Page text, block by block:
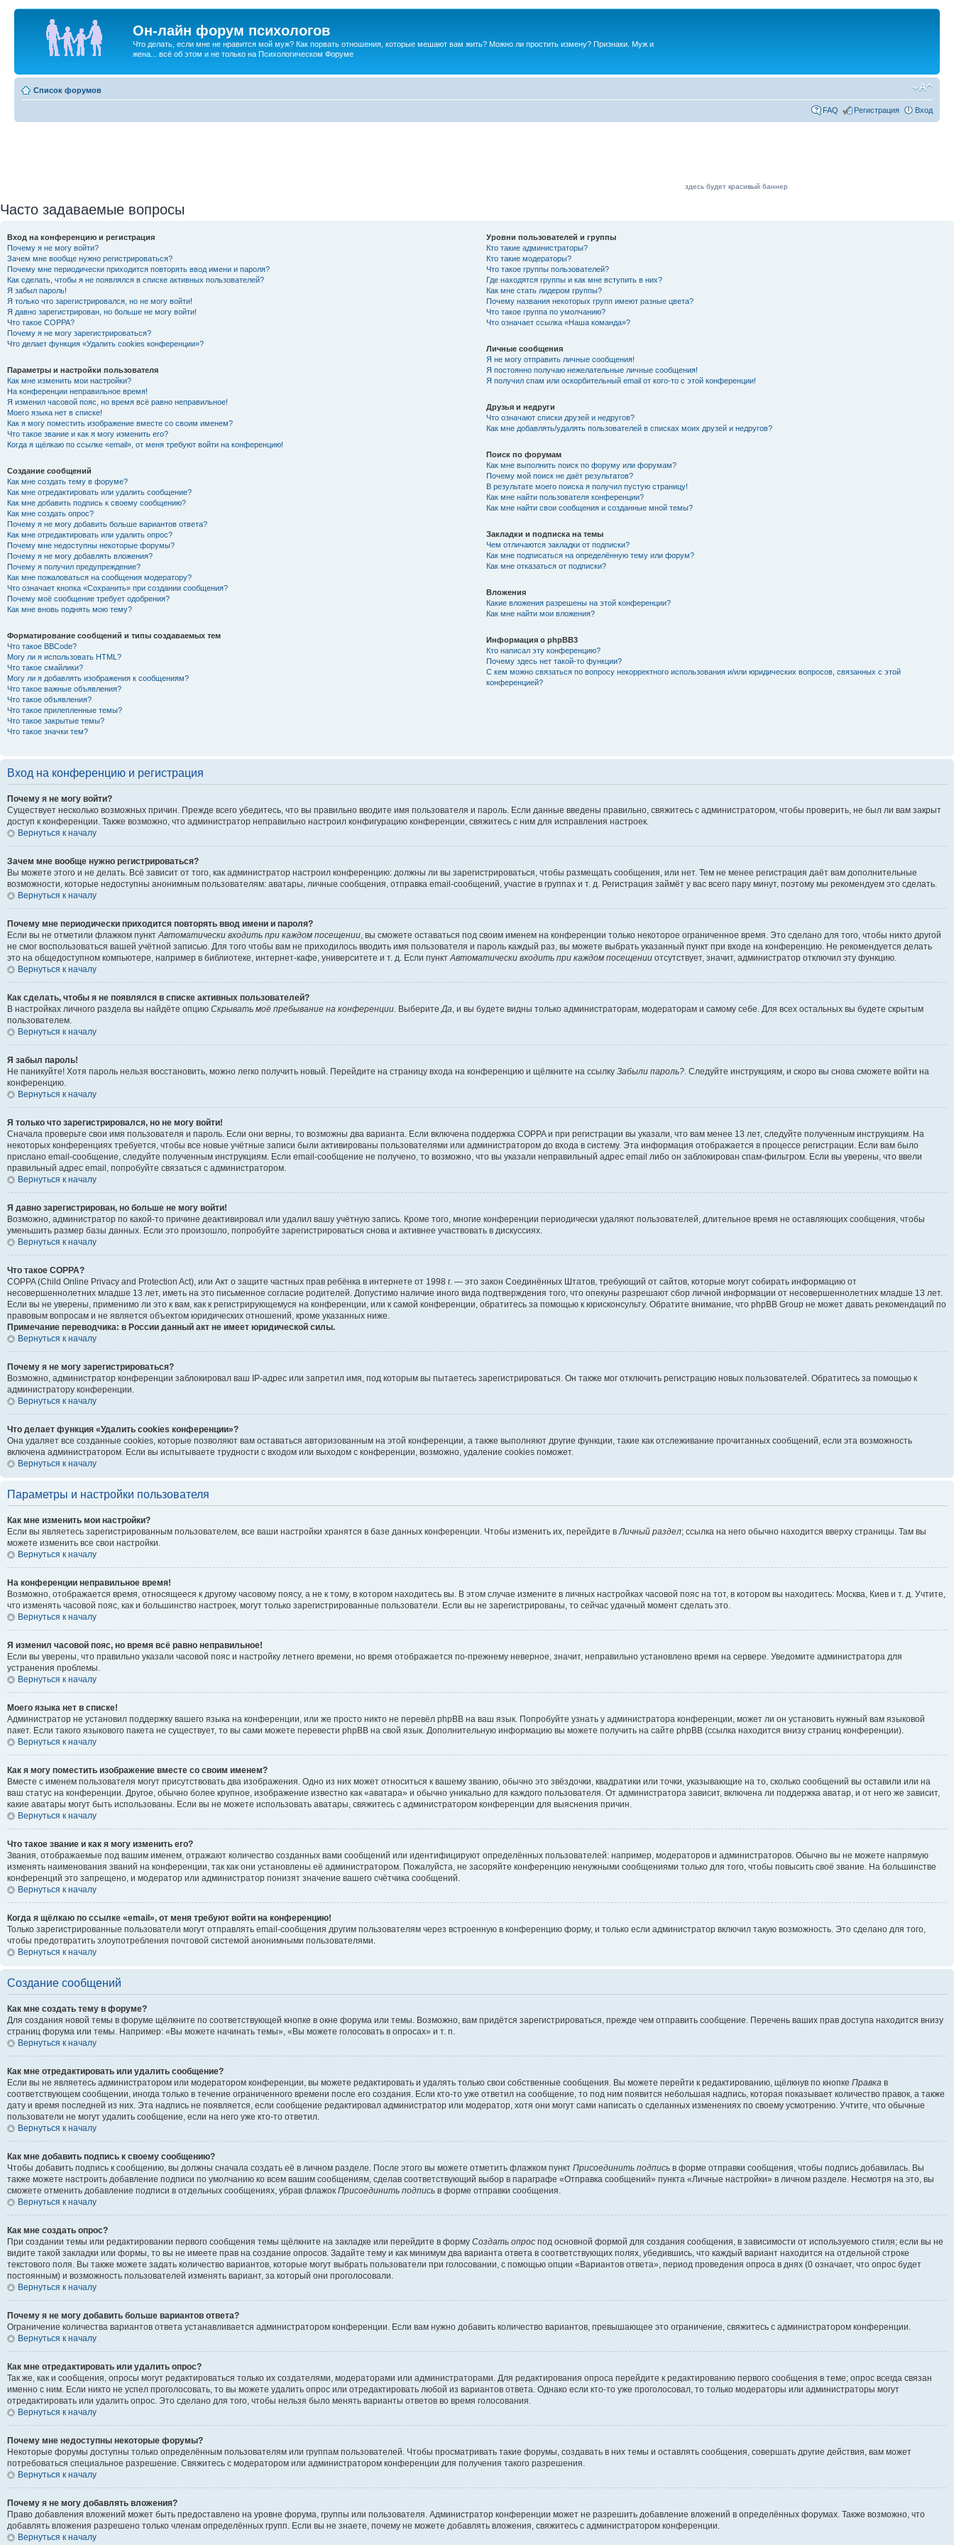
Он-лайн форум психологов
Что делать, если мне не нравится мой муж? Как порвать отношения, которые мешают вам жить? Можно ли простить измену? Признаки. Муж и
жена... всё об этом и не только на Психологическом Форуме
Список форумов
FAQ Регистрация Вход
здесь будет красивый баннер
Часто задаваемые вопросы
Вход на конференцию и регистрация
Почему я не могу войти?
Зачем мне вообще нужно регистрироваться?
Почему мне периодически приходится повторять ввод имени и пароля?
Как сделать, чтобы я не появлялся в списке активных пользователей?
Я забыл пароль!
Я только что зарегистрировался, но не могу войти!
Я давно зарегистрирован, но больше не могу войти!
Что такое COPPA?
Почему я не могу зарегистрироваться?
Что делает функция «Удалить cookies конференции»?
Параметры и настройки пользователя
Как мне изменить мои настройки?
На конференции неправильное время!
Я изменил часовой пояс, но время всё равно неправильное!
Моего языка нет в списке!
Как я могу поместить изображение вместе со своим именем?
Что такое звание и как я могу изменить его?
Когда я щёлкаю по ссылке «email», от меня требуют войти на конференцию!
Создание сообщений
Как мне создать тему в форуме?
Как мне отредактировать или удалить сообщение?
Как мне добавить подпись к своему сообщению?
Как мне создать опрос?
Почему я не могу добавить больше вариантов ответа?
Как мне отредактировать или удалить опрос?
Почему мне недоступны некоторые форумы?
Почему я не могу добавлять вложения?
Почему я получил предупреждение?
Как мне пожаловаться на сообщения модератору?
Что означает кнопка «Сохранить» при создании сообщения?
Почему моё сообщение требует одобрения?
Как мне вновь поднять мою тему?
Форматирование сообщений и типы создаваемых тем
Что такое BBCode?
Могу ли я использовать HTML?
Что такое смайлики?
Могу ли я добавлять изображения к сообщениям?
Что такое важные объявления?
Что такое объявления?
Что такое прилепленные темы?
Что такое закрытые темы?
Что такое значки тем?
Уровни пользователей и группы
Кто такие администраторы?
Кто такие модераторы?
Что такое группы пользователей?
Где находятся группы и как мне вступить в них?
Как мне стать лидером группы?
Почему названия некоторых групп имеют разные цвета?
Что такое группа по умолчанию?
Что означает ссылка «Наша команда»?
Личные сообщения
Я не могу отправить личные сообщения!
Я постоянно получаю нежелательные личные сообщения!
Я получил спам или оскорбительный email от кого-то с этой конференции!
Друзья и недруги
Что означают списки друзей и недругов?
Как мне добавлять/удалять пользователей в списках моих друзей и недругов?
Поиск по форумам
Как мне выполнить поиск по форуму или форумам?
Почему мой поиск не даёт результатов?
В результате моего поиска я получил пустую страницу!
Как мне найти пользователя конференции?
Как мне найти свои сообщения и созданные мной темы?
Закладки и подписка на темы
Чем отличаются закладки от подписки?
Как мне подписаться на определённую тему или форум?
Как мне отказаться от подписки?
Вложения
Какие вложения разрешены на этой конференции?
Как мне найти мои вложения?
Информация о phpBB3
Кто написал эту конференцию?
Почему здесь нет такой-то функции?
С кем можно связаться по вопросу некорректного использования и/или юридических вопросов, связанных с этой
конференцией?
Вход на конференцию и регистрация
Почему я не могу войти?
Существует несколько возможных причин. Прежде всего убедитесь, что вы правильно вводите имя пользователя и пароль. Если данные введены правильно, свяжитесь с администратором, чтобы проверить, не был ли вам закрыт
доступ к конференции. Также возможно, что администратор неправильно настроил конфигурацию конференции, свяжитесь с ним для исправления настроек.
Вернуться к началу
Зачем мне вообще нужно регистрироваться?
Вы можете этого и не делать. Всё зависит от того, как администратор настроил конференцию: должны ли вы зарегистрироваться, чтобы размещать сообщения, или нет. Тем не менее регистрация даёт вам дополнительные
возможности, которые недоступны анонимным пользователям: аватары, личные сообщения, отправка email-сообщений, участие в группах и т. д. Регистрация займёт у вас всего пару минут, поэтому мы рекомендуем это сделать.
Вернуться к началу
Почему мне периодически приходится повторять ввод имени и пароля?
Если вы не отметили флажком пункт Автоматически входить при каждом посещении , вы сможете оставаться под своим именем на конференции только некоторое ограниченное время. Это сделано для того, чтобы никто другой
не смог воспользоваться вашей учётной записью. Для того чтобы вам не приходилось вводить имя пользователя и пароль каждый раз, вы можете выбрать указанный пункт при входе на конференцию. Не рекомендуется делать
это на общедоступном компьютере, например в библиотеке, интернет-кафе, университете и т. д. Если пункт Автоматически входить при каждом посещении отсутствует, значит, администратор отключил эту функцию.
Вернуться к началу
Как сделать, чтобы я не появлялся в списке активных пользователей?
В настройках личного раздела вы найдёте опцию Скрывать моё пребывание на конференции . Выберите Да , и вы будете видны только администраторам, модераторам и самому себе. Для всех остальных вы будете скрытым
пользователем.
Вернуться к началу
Я забыл пароль!
Не паникуйте! Хотя пароль нельзя восстановить, можно легко получить новый. Перейдите на страницу входа на конференцию и щёлкните на ссылку Забыли пароль? . Следуйте инструкциям, и скоро вы снова сможете войти на
конференцию.
Вернуться к началу
Я только что зарегистрировался, но не могу войти!
Сначала проверьте свои имя пользователя и пароль. Если они верны, то возможны два варианта. Если включена поддержка COPPA и при регистрации вы указали, что вам менее 13 лет, следуйте полученным инструкциям. На
некоторых конференциях требуется, чтобы все новые учётные записи были активированы пользователями или администратором до входа в систему. Эта информация отображается в процессе регистрации. Если вам было
прислано email-сообщение, следуйте полученным инструкциям. Если email-сообщение не получено, то возможно, что вы указали неправильный адрес email либо он заблокирован спам-фильтром. Если вы уверены, что ввели
правильный адрес email, попробуйте связаться с администратором.
Вернуться к началу
Я давно зарегистрирован, но больше не могу войти!
Возможно, администратор по какой-то причине деактивировал или удалил вашу учётную запись. Кроме того, многие конференции периодически удаляют пользователей, длительное время не оставляющих сообщения, чтобы
уменьшить размер базы данных. Если это произошло, попробуйте зарегистрироваться снова и активнее участвовать в дискуссиях.
Вернуться к началу
Что такое COPPA?
COPPA (Child Online Privacy and Protection Act), или Акт о защите частных прав ребёнка в интернете от 1998 г. — это закон Соединённых Штатов, требующий от сайтов, которые могут собирать информацию от
несовершеннолетних младше 13 лет, иметь на это письменное согласие родителей. Допустимо наличие иного вида подтверждения того, что опекуны разрешают сбор личной информации от несовершеннолетних младше 13 лет.
Если вы не уверены, применимо ли это к вам, как к регистрирующемуся на конференции, или к самой конференции, обратитесь за помощью к юрисконсульту. Обратите внимание, что phpBB Group не может давать рекомендаций по
правовым вопросам и не является объектом юридических отношений, кроме указанных ниже.
Примечание переводчика: в России данный акт не имеет юридической силы.
Вернуться к началу
Почему я не могу зарегистрироваться?
Возможно, администратор конференции заблокировал ваш IP-адрес или запретил имя, под которым вы пытаетесь зарегистрироваться. Он также мог отключить регистрацию новых пользователей. Обратитесь за помощью к
администратору конференции.
Вернуться к началу
Что делает функция «Удалить cookies конференции»?
Она удаляет все созданные cookies, которые позволяют вам оставаться авторизованным на этой конференции, а также выполняют другие функции, такие как отслеживание прочитанных сообщений, если эта возможность
включена администратором. Если вы испытываете трудности с входом или выходом с конференции, возможно, удаление cookies поможет.
Вернуться к началу
Параметры и настройки пользователя
Как мне изменить мои настройки?
Если вы являетесь зарегистрированным пользователем, все ваши настройки хранятся в базе данных конференции. Чтобы изменить их, перейдите в Личный раздел; ссылка на него обычно находится вверху страницы. Там вы
можете изменить все свои настройки.
Вернуться к началу
На конференции неправильное время!
Возможно, отображается время, относящееся к другому часовому поясу, а не к тому, в котором находитесь вы. В этом случае измените в личных настройках часовой пояс на тот, в котором вы находитесь: Москва, Киев и т. д. Учтите,
что изменять часовой пояс, как и большинство настроек, могут только зарегистрированные пользователи. Если вы не зарегистрированы, то сейчас удачный момент сделать это.
Вернуться к началу
Я изменил часовой пояс, но время всё равно неправильное!
Если вы уверены, что правильно указали часовой пояс и настройку летнего времени, но время отображается по-прежнему неверное, значит, неправильно установлено время на сервере. Уведомите администратора для
устранения проблемы.
Вернуться к началу
Моего языка нет в списке!
Администратор не установил поддержку вашего языка на конференции, или же просто никто не перевёл phpBB на ваш язык. Попробуйте узнать у администратора конференции, может ли он установить нужный вам языковой
пакет. Если такого языкового пакета не существует, то вы сами можете перевести phpBB на свой язык. Дополнительную информацию вы можете получить на сайте phpBB (ссылка находится внизу страниц конференции).
Вернуться к началу
Как я могу поместить изображение вместе со своим именем?
Вместе с именем пользователя могут присутствовать два изображения. Одно из них может относиться к вашему званию, обычно это звёздочки, квадратики или точки, указывающие на то, сколько сообщений вы оставили или на
ваш статус на конференции. Другое, обычно более крупное, изображение известно как «аватара» и обычно уникально для каждого пользователя. От администратора зависит, включена ли поддержка аватар, и от него же зависит,
какие аватары могут быть использованы. Если вы не можете использовать аватары, свяжитесь с администратором конференции для выяснения причин.
Вернуться к началу
Что такое звание и как я могу изменить его?
Звания, отображаемые под вашим именем, отражают количество созданных вами сообщений или идентифицируют определённых пользователей: например, модераторов и администраторов. Обычно вы не можете напрямую
изменять наименования званий на конференции, так как они установлены её администратором. Пожалуйста, не засоряйте конференцию ненужными сообщениями только для того, чтобы повысить своё звание. На большинстве
конференций это запрещено, и модератор или администратор понизят значение вашего счётчика сообщений.
Вернуться к началу
Когда я щёлкаю по ссылке «email», от меня требуют войти на конференцию!
Только зарегистрированные пользователи могут отправлять email-сообщения другим пользователям через встроенную в конференцию форму, и только если администратор включил такую возможность. Это сделано для того,
чтобы предотвратить злоупотребления почтовой системой анонимными пользователями.
Вернуться к началу
Создание сообщений
Как мне создать тему в форуме?
Для создания новой темы в форуме щёлкните по соответствующей кнопке в окне форума или темы. Возможно, вам придётся зарегистрироваться, прежде чем отправить сообщение. Перечень ваших прав доступа находится внизу
страниц форума или темы. Например: «Вы можете начинать темы», «Вы можете голосовать в опросах» и т. п.
Вернуться к началу
Как мне отредактировать или удалить сообщение?
Если вы не являетесь администратором или модератором конференции, вы можете редактировать и удалять только свои собственные сообщения. Вы можете перейти к редактированию, щёлкнув по кнопке Правка в
соответствующем сообщении, иногда только в течение ограниченного времени после его создания. Если кто-то уже ответил на сообщение, то под ним появится небольшая надпись, которая показывает количество правок, а также
дату и время последней из них. Эта надпись не появляется, если сообщение редактировал администратор или модератор, хотя они могут сами написать о сделанных изменениях по своему усмотрению. Учтите, что обычные
пользователи не могут удалить сообщение, если на него уже кто-то ответил.
Вернуться к началу
Как мне добавить подпись к своему сообщению?
Чтобы добавить подпись к сообщению, вы должны сначала создать её в личном разделе. После этого вы можете отметить флажком пункт Присоединить подпись в форме отправки сообщения, чтобы подпись добавилась. Вы
также можете настроить добавление подписи по умолчанию ко всем вашим сообщениям, сделав соответствующий выбор в параграфе «Отправка сообщений» пункта «Личные настройки» в личном разделе. Несмотря на это, вы
сможете отменить добавление подписи в отдельных сообщениях, убрав флажок Присоединить подпись в форме отправки сообщения.
Вернуться к началу
Как мне создать опрос?
При создании темы или редактировании первого сообщения темы щёлкните на закладке или перейдите в форму Создать опрос под основной формой для создания сообщения, в зависимости от используемого стиля; если вы не
видите такой закладки или формы, то вы не имеете прав на создание опросов. Задайте тему и как минимум два варианта ответа в соответствующих полях, убедившись, что каждый вариант находится на отдельной строке
текстового поля. Вы также можете задать количество вариантов, которые могут выбрать пользователи при голосовании, с помощью опции «Вариантов ответа», период проведения опроса в днях (0 означает, что опрос будет
постоянным) и возможность пользователей изменять вариант, за который они проголосовали.
Вернуться к началу
Почему я не могу добавить больше вариантов ответа?
Ограничение количества вариантов ответа устанавливается администратором конференции. Если вам нужно добавить количество вариантов, превышающее это ограничение, свяжитесь с администратором конференции.
Вернуться к началу
Как мне отредактировать или удалить опрос?
Так же, как и сообщения, опросы могут редактироваться только их создателями, модераторами или администраторами. Для редактирования опроса перейдите к редактированию первого сообщения в теме; опрос всегда связан
именно с ним. Если никто не успел проголосовать, то вы можете удалить опрос или отредактировать любой из вариантов ответа. Однако если кто-то уже проголосовал, то только модераторы или администраторы могут
отредактировать или удалить опрос. Это сделано для того, чтобы нельзя было менять варианты ответов во время голосования.
Вернуться к началу
Почему мне недоступны некоторые форумы?
Некоторые форумы доступны только определённым пользователям или группам пользователей. Чтобы просматривать такие форумы, создавать в них темы и оставлять сообщения, совершать другие действия, вам может
потребоваться специальное разрешение. Свяжитесь с модератором или администратором конференции для получения такого разрешения.
Вернуться к началу
Почему я не могу добавлять вложения?
Право добавления вложений может быть предоставлено на уровне форума, группы или пользователя. Администратор конференции может не разрешить добавление вложений в определённых форумах. Также возможно, что
добавлять вложения разрешено только членам определённых групп. Если вы не знаете, почему не можете добавлять вложения, свяжитесь с администратором конференции.
Вернуться к началу